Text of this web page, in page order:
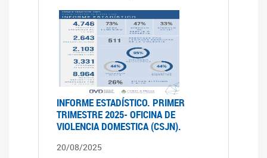
INFORME ESTADÍSTICO. PRIMER
TRIMESTRE 2025- OFICINA DE
VIOLENCIA DOMESTICA (CSJN).
20/08/2025